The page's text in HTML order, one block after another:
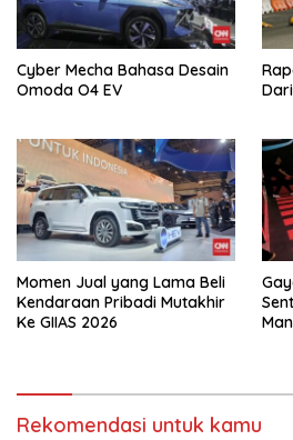
Cyber Mecha Bahasa Desain
Omoda O4 EV
Momen Jual yang Lama Beli
Kendaraan Pribadi Mutakhir
Ke GIIAS 2026
Rekomendasi untuk kamu